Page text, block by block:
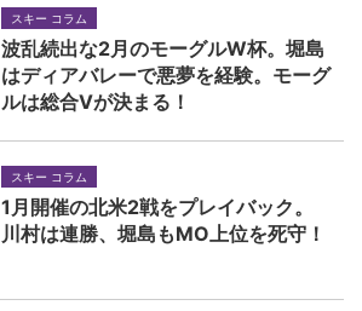
スキー コラム
波乱続出な2月のモーグルW杯。堀島
はディアバレーで悪夢を経験。モーグ
ルは総合Vが決まる！
スキー コラム
1月開催の北米2戦をプレイバック。
川村は連勝、堀島もMO上位を死守！